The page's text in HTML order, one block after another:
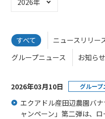
すべて ニュースリリー
グループニュース
お知らせ
2026年03月10日 グループ
エクアドル産田辺農園バ
ャンペーン」第二弾は、